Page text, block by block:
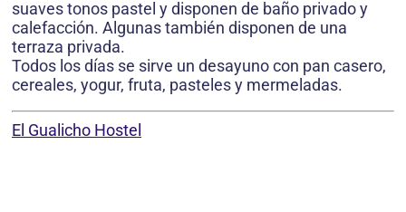
suaves tonos pastel y disponen de baño privado y
calefacción. Algunas también disponen de una
terraza privada.
Todos los días se sirve un desayuno con pan casero,
cereales, yogur, fruta, pasteles y mermeladas.
El Gualicho Hostel